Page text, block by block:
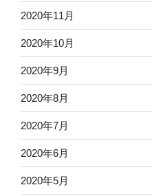
2020年11月
2020年10月
2020年9月
2020年8月
2020年7月
2020年6月
2020年5月